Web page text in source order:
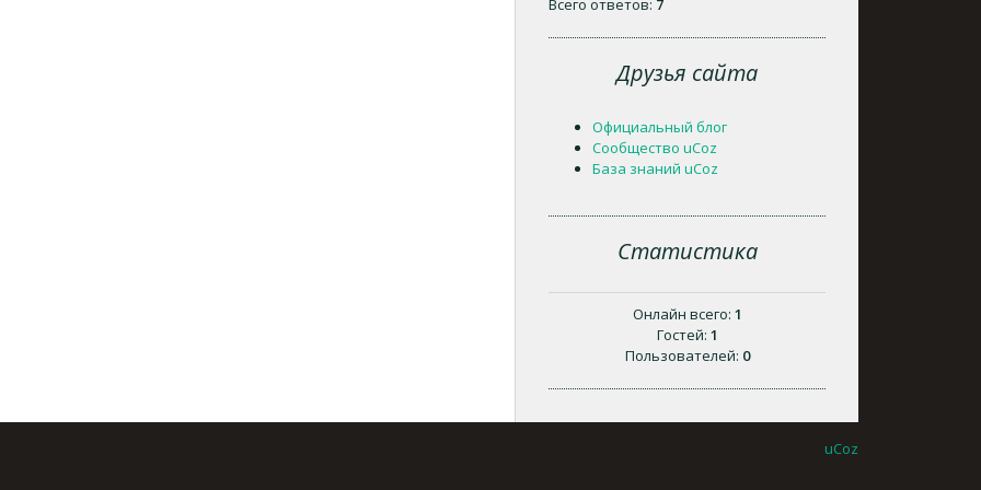
Всего ответов: 7
Друзья сайта
Официальный блог
Сообщество uCoz
База знаний uCoz
Статистика
Онлайн всего: 1
Гостей: 1
Пользователей: 0
uCoz